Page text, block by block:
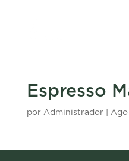
Espresso
por Administrador| Ago